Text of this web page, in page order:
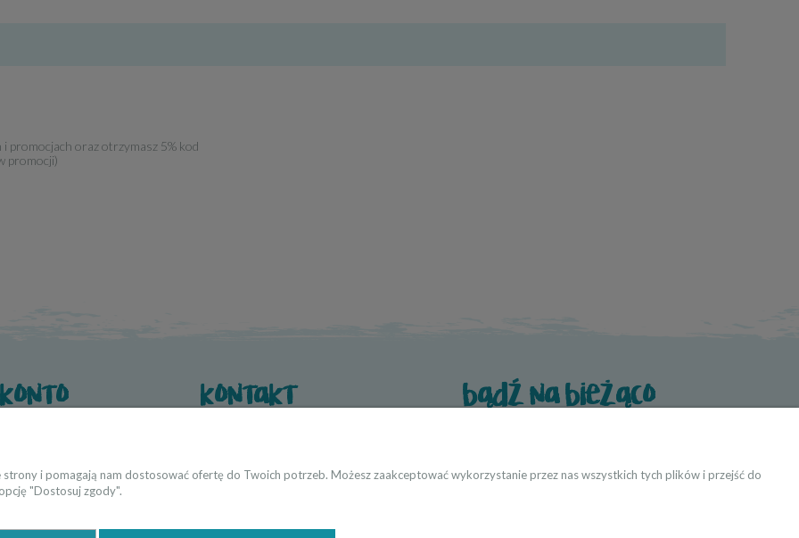
promocjach oraz otrzymasz 5% kod
promocji)
kontakt
Współpraca → producenci i twórcy
bądź na bieżąco
i pomagają nam dostosować ofertę do Twoich potrzeb. Możesz zaakceptować wykorzystanie przez nas wszystkich tych plików i przejść do
"Dostosuj zgody".